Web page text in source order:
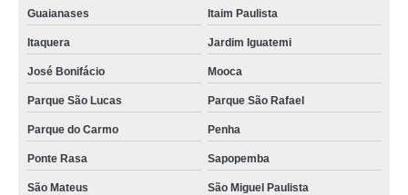
valor de laje de concreto armado São Miguel Paulista
laje de concreto para cobertura Brasilândia
laje de concreto usinado direto da fábrica preço Jaçanã
Guaianases Itaim Paulista
Itaquera Jardim Iguatemi
José Bonifácio Mooca
Parque São Lucas Parque São Rafael
Parque do Carmo Penha
Ponte Rasa Sapopemba
São Mateus São Miguel Paulista